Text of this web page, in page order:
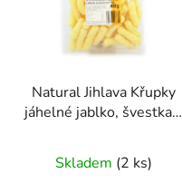
Natural Jihlava Křupky
jáhelné jablko, švestka a
Skladem (2 ks)